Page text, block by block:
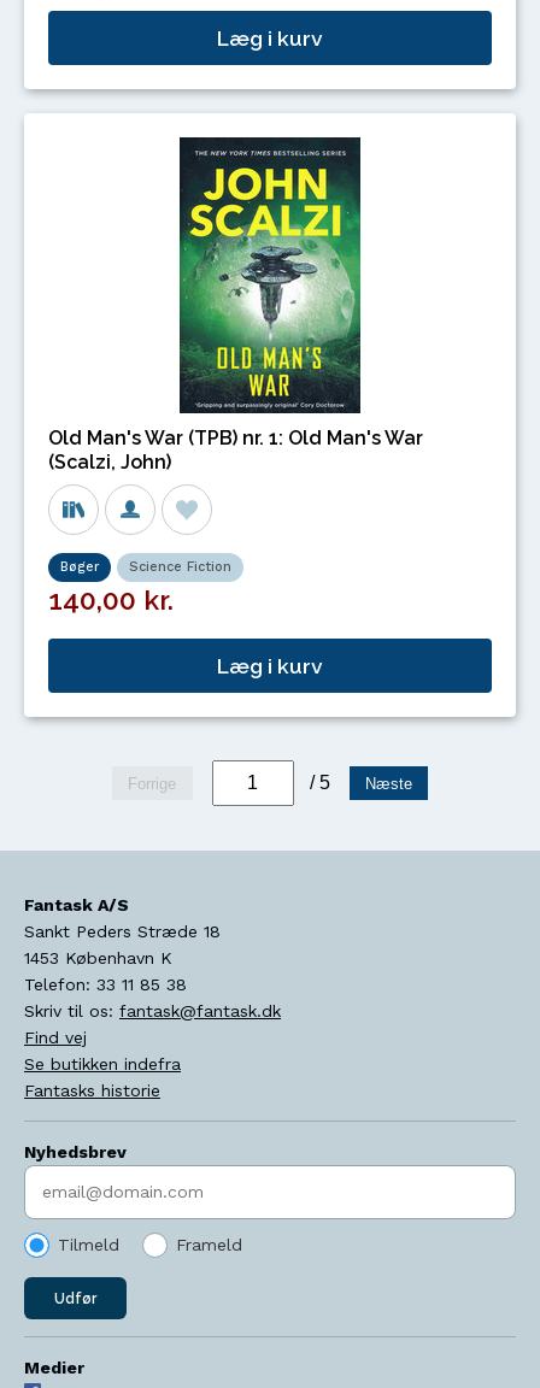
Læg i kurv
Old Man's War (TPB) nr. 1: Old Man's War
(Scalzi, John)
Bøger Science Fiction
140,00 kr.
Læg i kurv
Forrige / 5 Næste
Fantask A/S
Sankt Peders Stræde 18
1453 København K
Telefon: 33 11 85 38
Skriv til os: fantask@fantask.dk
Find vej
Se butikken indefra
Fantasks historie
Nyhedsbrev
Indtast søgeord
Tilmeld Frameld
Udfør
Medier